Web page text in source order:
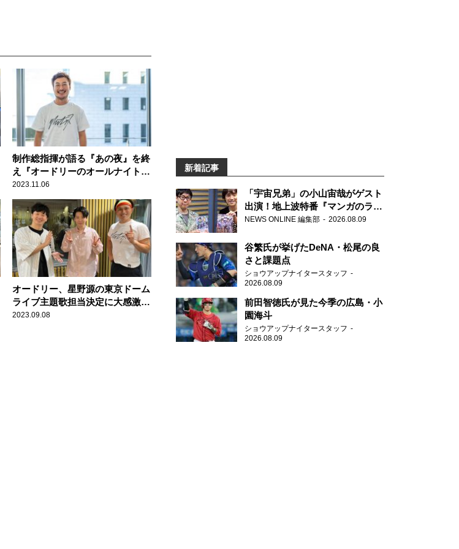
制作総指揮が語る『あの夜』を終
え『オードリーのオールナイトニ
ッポン in 東京ドーム』にかける
想い
2023.11.06
オードリー、星野源の東京ドーム
ライブ主題歌担当決定に大感激
「ありがとうございます！」
2023.09.08
新着記事
「宇宙兄弟」の小山宙哉がゲスト
出演！地上波特番『マンガのラジ
オ 宇宙兄弟スペシャル 』
NEWS ONLINE 編集部 2026.08.09
谷繁氏が挙げたDeNA・松尾の良
さと課題点
ショウアップナイタースタッフ
2026.08.09
前田智徳氏が見た今季の広島・小
園海斗
ショウアップナイタースタッフ
2026.08.09